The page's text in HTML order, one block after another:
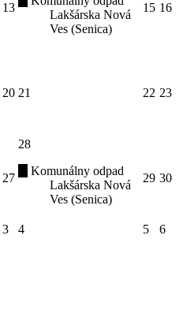
13
Lakšárska Nová
Ves (Senica)
15 16
20 21 22 23
27
28
Komunálny odpad
Lakšárska Nová
Ves (Senica)
29 30
3 4 5
6